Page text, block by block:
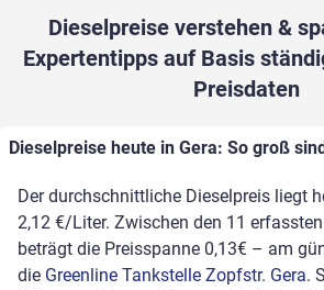
Dieselpreise verstehen &
Expertentipps auf Basis
Preisdaten
Dieselpreise heute in Gera: So groß
Der durchschnittliche Dieselpreis liegt
2,12 €/Liter. Zwischen den 11
beträgt die Preisspanne 0,13€ – am
die Greenline Tankstelle Zopfstr. Gera.